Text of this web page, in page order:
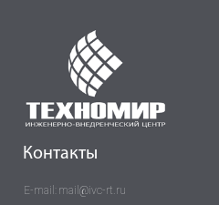
Контакты
E-mail: mail@ivc-rt.ru